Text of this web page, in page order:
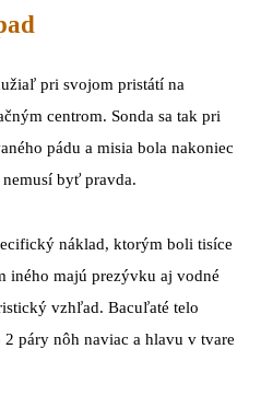
pri svojom pristátí na
centrom. Sonda sa tak pri
pádu a misia bola nakoniec
nemusí byť pravda.
náklad, ktorým boli tisíce
iného majú prezývku aj vodné
vzhľad. Bacuľaté telo
páry nôh naviac a hlavu v tvare